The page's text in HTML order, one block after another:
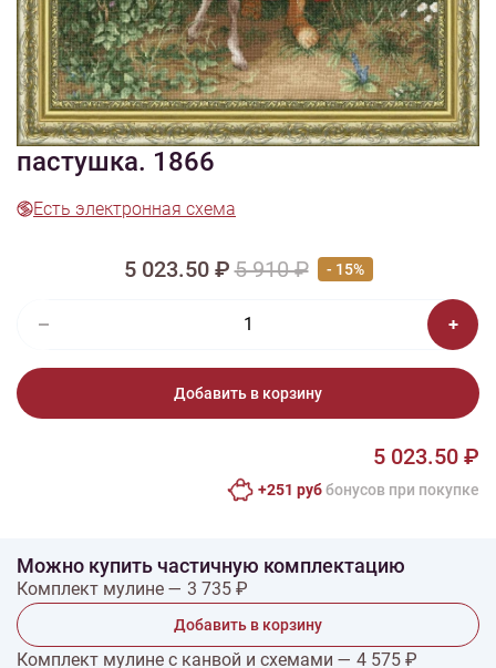
Изображения и цвет представленного товара могут незначительно
отличаться от оригинала продукции, взависимости от разрешения и
настроек вашего монитора, а также условий освещения при съемке
Вышивка МК-110 Маленькая
пастушка. 1866
Есть электронная схема
5 023.50 ₽5 910 ₽ - 15%
Добавить в корзину
5 023.50 ₽
+251 руббонусов при покупке
Можно купить частичную комплектацию
Комплект мулине — 3 735 ₽
Добавить в корзину
Комплект мулине с канвой и схемами — 4 575 ₽